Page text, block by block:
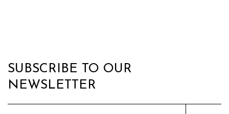
SUBSCRIBE TO OUR
NEWSLETTER